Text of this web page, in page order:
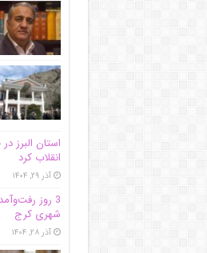
انقلاب کرد
آذر ۲۹, ۱۴۰۴
3 روز
شهری کرج
آذر ۲۸, ۱۴۰۴